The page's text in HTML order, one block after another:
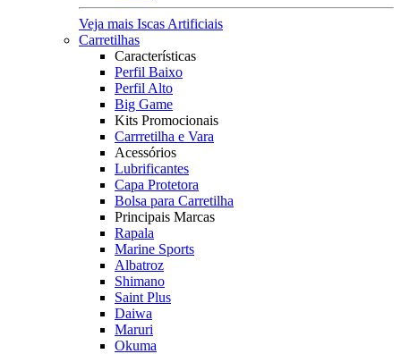
Veja mais Iscas Artificiais
Carretilhas
Características
Perfil Baixo
Perfil Alto
Big Game
Kits Promocionais
Carrretilha e Vara
Acessórios
Lubrificantes
Capa Protetora
Bolsa para Carretilha
Principais Marcas
Rapala
Marine Sports
Albatroz
Shimano
Saint Plus
Daiwa
Maruri
Okuma